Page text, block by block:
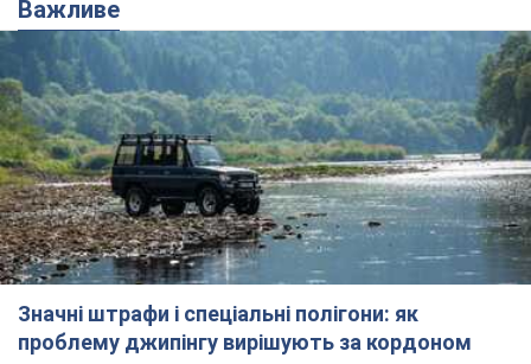
Важливе
Значні штрафи і спеціальні полігони: як
проблему джипінгу вирішують за кордоном